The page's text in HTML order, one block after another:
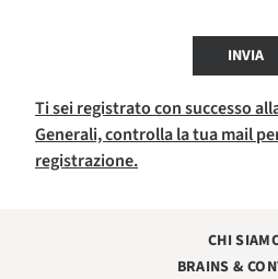
INVIA
Ti sei registrato con successo
Generali, controlla la tua mail
registrazione.
CHI
BRAINS &